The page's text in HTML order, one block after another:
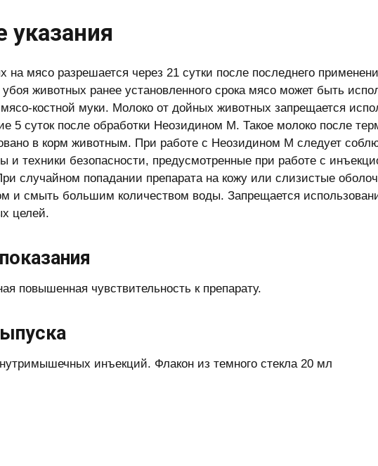
указания
на мясо разрешается через 21 сутки после последнего
животных ранее установленного срока мясо может быть
мясо-костной муки. Молоко от дойных животных запрещается
5 суток после обработки Неозидином М. Такое молоко после
в корм животным. При работе с Неозидином М следует
и техники безопасности, предусмотренные при работе с
случайном попадании препарата на кожу или слизистые
и смыть большим количеством воды. Запрещается
целей.
повышенная чувствительность к препарату.
инъекций. Флакон из темного стекла 20 мл